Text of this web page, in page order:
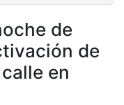
de
de
en